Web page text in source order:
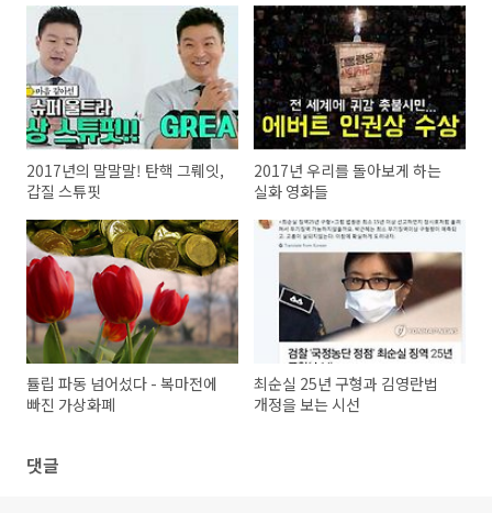
2017년의 말말말! 탄핵 그뤠잇,
갑질 스튜핏
2017년 우리를 돌아보게 하는
실화 영화들
튤립 파동 넘어섰다 - 복마전에
빠진 가상화폐
최순실 25년 구형과 김영란법
개정을 보는 시선
댓글